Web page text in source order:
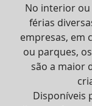
No interior
férias
empresas, em
ou parques,
são a maior
Disponíveis